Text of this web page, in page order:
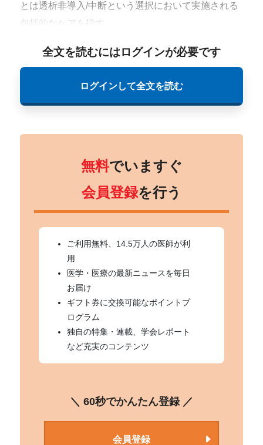
とは透析非導入/中断という選択において実施される
包括的なケアを指す。
全文を読むにはログインが必要です
ログインして全文を読む
無料でいますぐ
会員登録を行う
ご利用無料、14.5万人の医師が利
用
医学・医療の最新ニュースを毎日
お届け
ギフト券に交換可能なポイントプ
ログラム
独自の特集・連載、学会レポート
など充実のコンテンツ
＼ 60秒でかんたん登録 ／
会員登録